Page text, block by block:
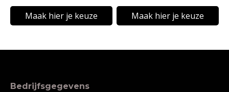
Maak hier je keuze
product
meerdere
Maak hier je keuze
product
Bedrijfsgegevens